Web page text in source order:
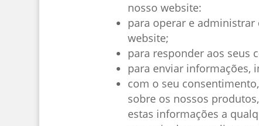
nosso website:
para operar e
website;
para responder aos seus
para enviar informações,
com o seu
sobre os nossos
estas informações a